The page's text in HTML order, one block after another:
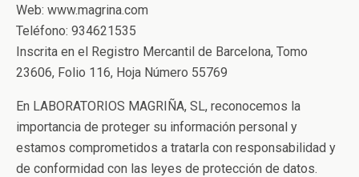
Web: www.magrina.com
Teléfono: 934621535
Inscrita en el Registro Mercantil de Barcelona, Tomo
23606, Folio 116, Hoja Número 55769
En LABORATORIOS MAGRIÑA, SL, reconocemos la
importancia de proteger su información personal y
estamos comprometidos a tratarla con responsabilidad y
de conformidad con las leyes de protección de datos.